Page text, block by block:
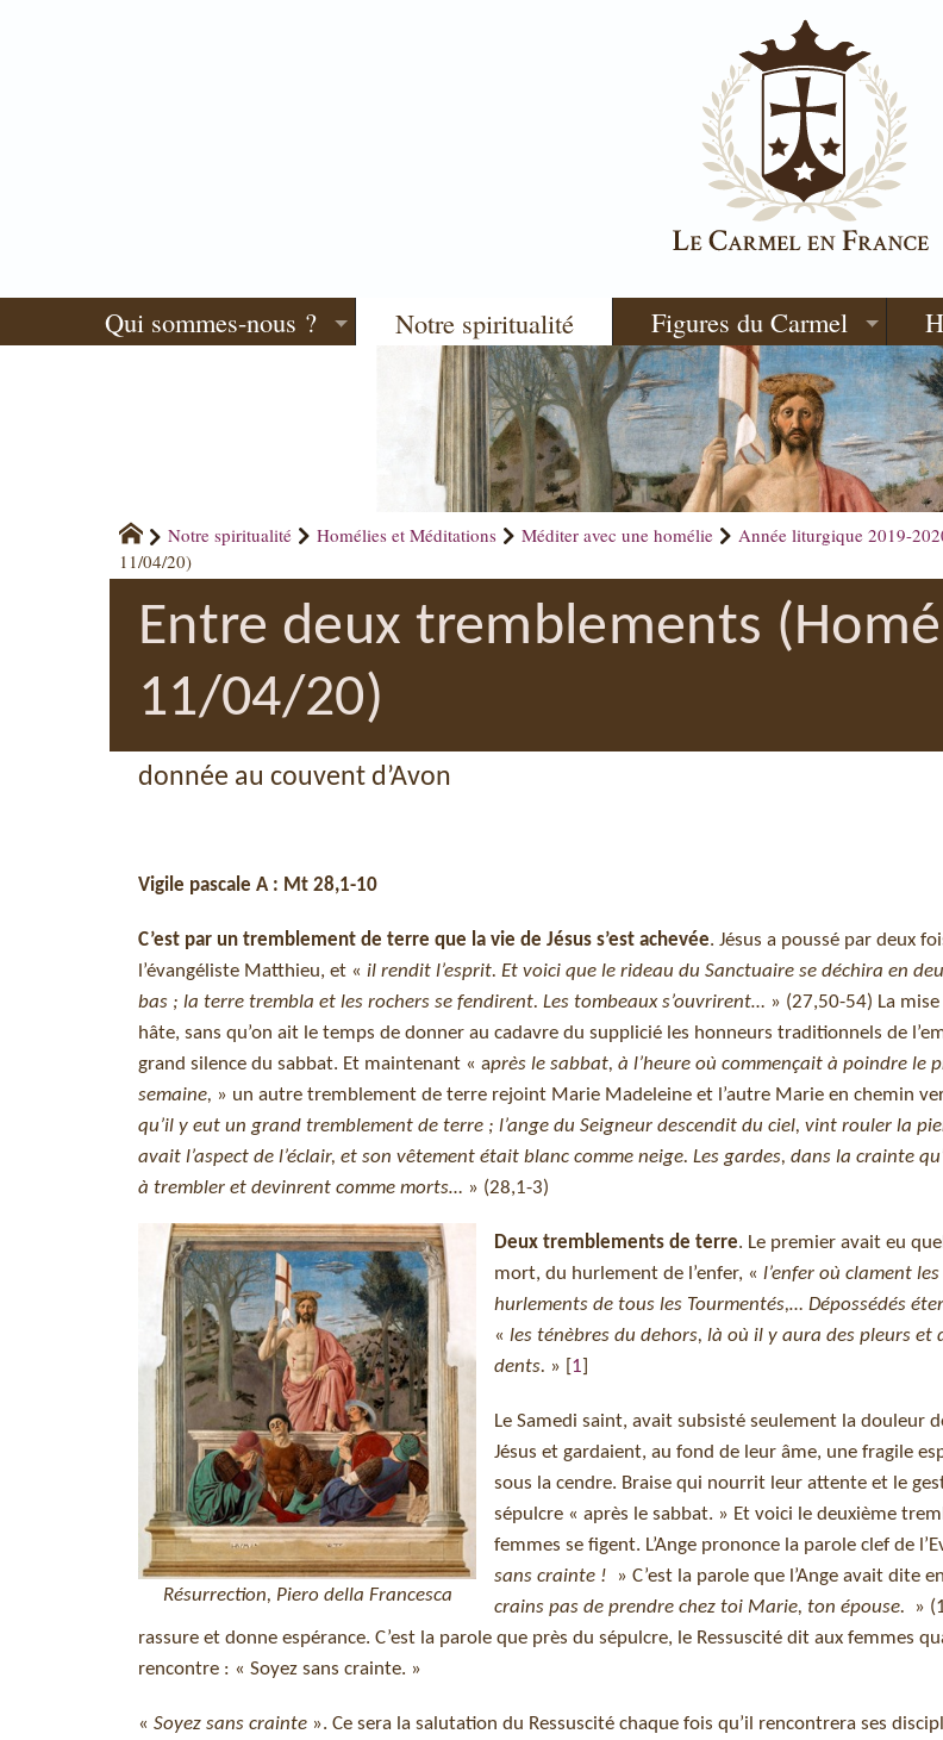
Qui sommes-nous ? Notre spiritualité Figures du Carmel
Notre spiritualité Homélies et Méditations Méditer avec une homélie Année liturgique 2019-
11/04/20)
Entre deux tremblements
11/04/20)
donnée au couvent d’Avon
Vigile pascale A : Mt 28,1-10
C’est par un tremblement de terre que la vie de Jésus s’est achevée. Jésus a poussé par deux
l’évangéliste Matthieu, et « il rendit l’esprit. Et voici que le rideau du Sanctuaire se déchira en
bas ; la terre trembla et les rochers se fendirent. Les tombeaux s’ouvrirent… » (27,50-54) La
hâte, sans qu’on ait le temps de donner au cadavre du supplicié les honneurs traditionnels de
grand silence du sabbat. Et maintenant « après le sabbat, à l’heure où commençait à poindre le
semaine, » un autre tremblement de terre rejoint Marie Madeleine et l’autre Marie en chemin
qu’il y eut un grand tremblement de terre ; l’ange du Seigneur descendit du ciel, vint rouler la
avait l’aspect de l’éclair, et son vêtement était blanc comme neige. Les gardes, dans la crainte
à trembler et devinrent comme morts… » (28,1-3)
Résurrection, Piero della Francesca
Deux tremblements de terre. Le premier avait eu
mort, du hurlement de l’enfer, «l’enfer où clament
hurlements de tous les Tourmentés,… Dépossédés
«les ténèbres du dehors, là où il y aura des pleurs et
dents. » [1]
Le Samedi saint, avait subsisté seulement la douleur
Jésus et gardaient, au fond de leur âme, une fragile
sous la cendre. Braise qui nourrit leur attente et le
sépulcre « après le sabbat. » Et voici le deuxième
femmes se figent. L’Ange prononce la parole clef de
sans crainte !
» C’est la parole que l’Ange avait dite
crains pas de prendre chez toi Marie, ton épouse.
»
rassure et donne espérance. C’est la parole que près du sépulcre, le Ressuscité dit aux femmes
rencontre : « Soyez sans crainte. »
« Soyez sans crainte ». Ce sera la salutation du Ressuscité chaque fois qu’il rencontrera ses